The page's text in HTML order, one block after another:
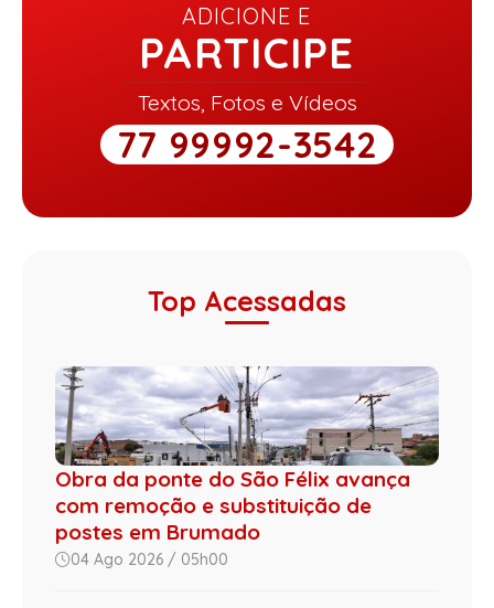
ADICIONE E
PARTICIPE
Textos, Fotos e Vídeos
77 99992-3542
Top Acessadas
Obra da ponte do São Félix avança
com remoção e substituição de
postes em Brumado
04 Ago 2026 / 05h00